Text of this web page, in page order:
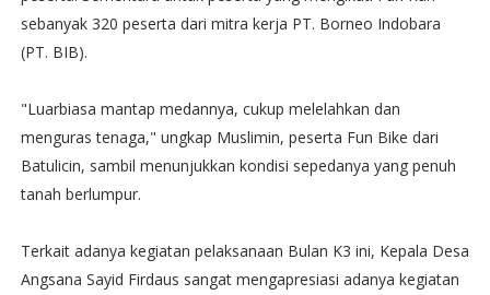
sebanyak 320 peserta dari mitra kerja PT. Borneo Indobara
(PT. BIB).
"Luarbiasa mantap medannya, cukup melelahkan dan
menguras tenaga," ungkap Muslimin, peserta Fun Bike dari
Batulicin, sambil menunjukkan kondisi sepedanya yang penuh
tanah berlumpur.
Terkait adanya kegiatan pelaksanaan Bulan K3 ini, Kepala Desa
Angsana Sayid Firdaus sangat mengapresiasi adanya kegiatan